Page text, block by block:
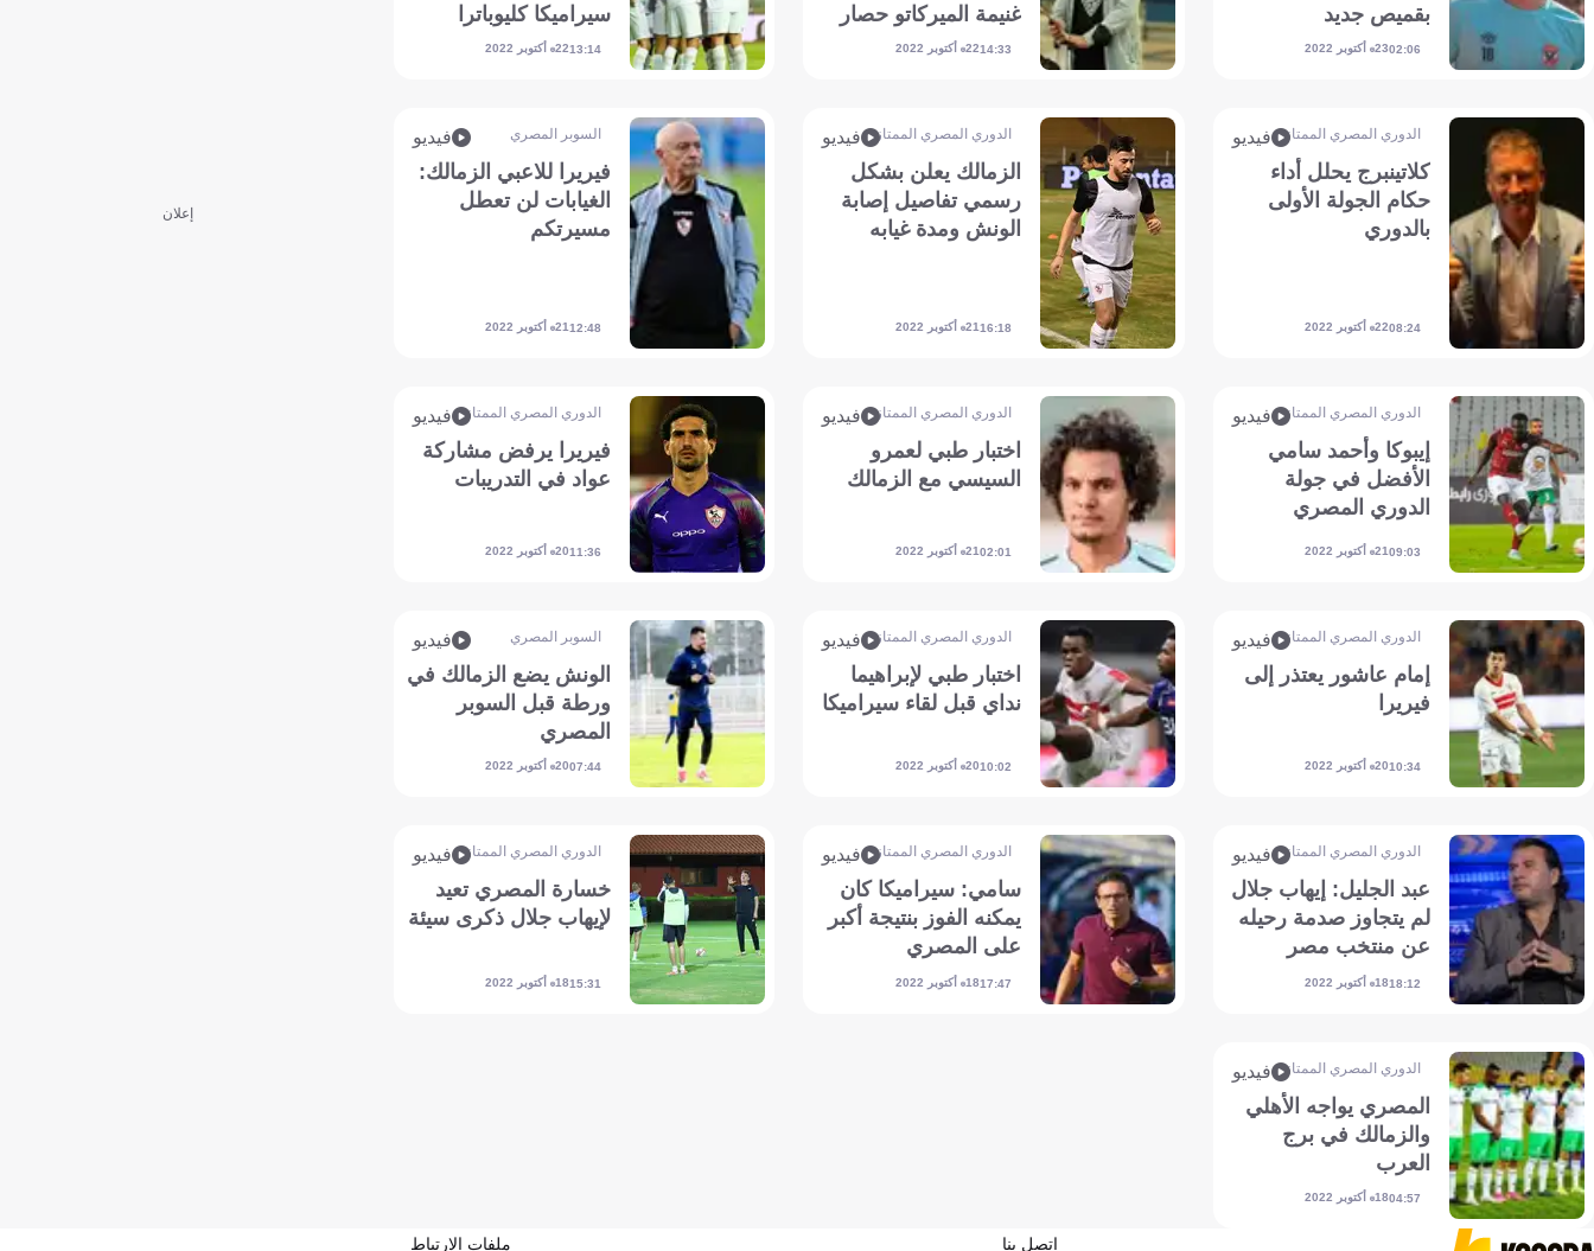
بقميص جديد
02:0623 أكتوبر 2022
غنيمة الميركاتو حصار
الزمالك؟
14:3322 أكتوبر 2022
سيراميكا كليوباترا
13:1422 أكتوبر 2022
الدوري المصري الممتاز فيديو
كلاتينبرج يحلل أداء
حكام الجولة الأولى
بالدوري
08:2422 أكتوبر 2022
الدوري المصري الممتاز فيديو
الزمالك يعلن بشكل
رسمي تفاصيل إصابة
الونش ومدة غيابه
16:1821 أكتوبر 2022
السوبر المصري فيديو
فيريرا للاعبي الزمالك:
الغيابات لن تعطل
مسيرتكم
12:4821 أكتوبر 2022
الدوري المصري الممتاز فيديو
إيبوكا وأحمد سامي
الأفضل في جولة
الدوري المصري
09:0321 أكتوبر 2022
الدوري المصري الممتاز فيديو
اختبار طبي لعمرو
السيسي مع الزمالك
02:0121 أكتوبر 2022
الدوري المصري الممتاز فيديو
فيريرا يرفض مشاركة
عواد في التدريبات
11:3620 أكتوبر 2022
الدوري المصري الممتاز فيديو
إمام عاشور يعتذر إلى
فيريرا
10:3420 أكتوبر 2022
الدوري المصري الممتاز فيديو
اختبار طبي لإبراهيما
نداي قبل لقاء سيراميكا
10:0220 أكتوبر 2022
السوبر المصري فيديو
الونش يضع الزمالك في
ورطة قبل السوبر
المصري
07:4420 أكتوبر 2022
الدوري المصري الممتاز فيديو
عبد الجليل: إيهاب جلال
لم يتجاوز صدمة رحيله
عن منتخب مصر
18:1218 أكتوبر 2022
الدوري المصري الممتاز فيديو
سامي: سيراميكا كان
يمكنه الفوز بنتيجة أكبر
على المصري
17:4718 أكتوبر 2022
الدوري المصري الممتاز فيديو
خسارة المصري تعيد
لإيهاب جلال ذكرى سيئة
15:3118 أكتوبر 2022
الدوري المصري الممتاز فيديو
المصري يواجه الأهلي
والزمالك في برج
العرب
04:5718 أكتوبر 2022
إعلان
اتصل بنا ملفات الارتباط